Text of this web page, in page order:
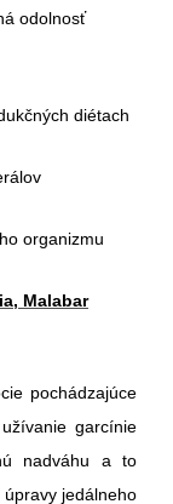
odolnosť
diétach
organizmu
Malabar
pochádzajúce
garcínie
nadváhu a to
jedálneho